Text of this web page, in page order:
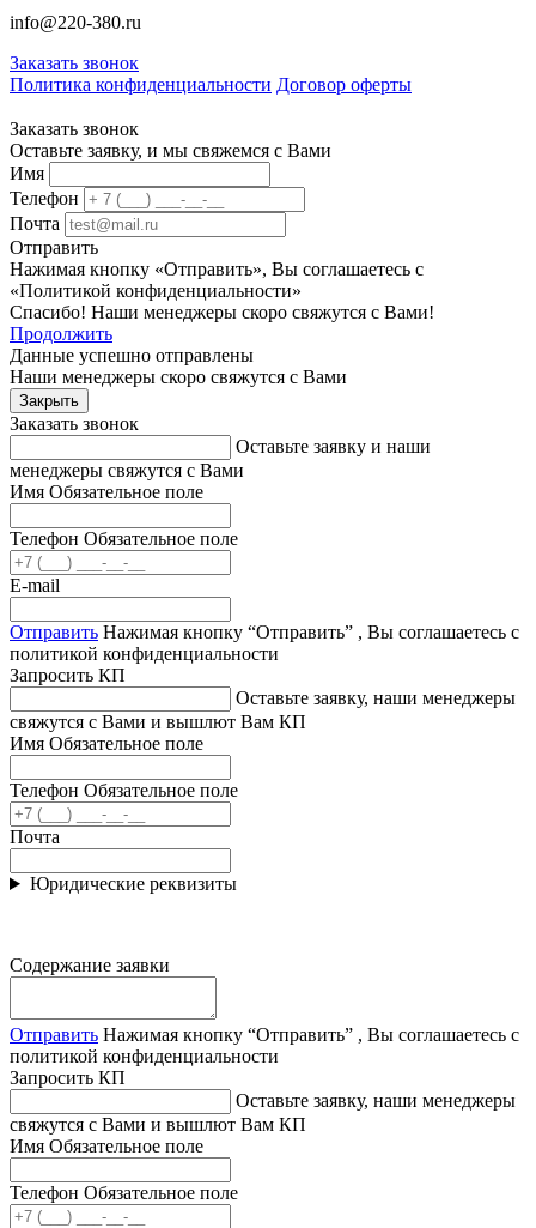
info@220-380.ru
Заказать звонок
Политика конфиденциальности Договор оферты
Заказать звонок
Оставьте заявку, и мы свяжемся с Вами
Имя
Телефон
Почта
Отправить
Нажимая кнопку «Отправить», Вы соглашаетесь с
«Политикой конфиденциальности»
Спасибо! Наши менеджеры скоро свяжутся с Вами!
Продолжить
Данные успешно отправлены
Наши менеджеры скоро свяжутся с Вами
Закрыть
Заказать звонок
Оставьте заявку и наши
менеджеры свяжутся с Вами
Имя Обязательное поле
Телефон Обязательное поле
E-mail
Отправить Нажимая кнопку “Отправить” , Вы соглашаетесь с
политикой конфиденциальности
Запросить КП
Оставьте заявку, наши менеджеры
свяжутся с Вами и вышлют Вам КП
Имя Обязательное поле
Телефон Обязательное поле
Почта
Юридические реквизиты
Содержание заявки
Отправить Нажимая кнопку “Отправить” , Вы соглашаетесь с
политикой конфиденциальности
Запросить КП
Оставьте заявку, наши менеджеры
свяжутся с Вами и вышлют Вам КП
Имя Обязательное поле
Телефон Обязательное поле